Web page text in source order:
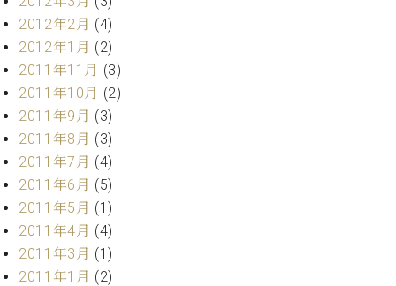
2012年2月 (4)
2012年1月 (2)
2011年11月 (3)
2011年10月 (2)
2011年9月 (3)
2011年8月 (3)
2011年7月 (4)
2011年6月 (5)
2011年5月 (1)
2011年4月 (4)
2011年3月 (1)
2011年1月 (2)